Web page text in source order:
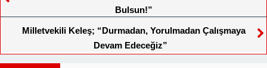
Bulsun!”
Milletvekili Keleş; “Durmadan, Yorulmadan Çalışmaya
Devam Edeceğiz”